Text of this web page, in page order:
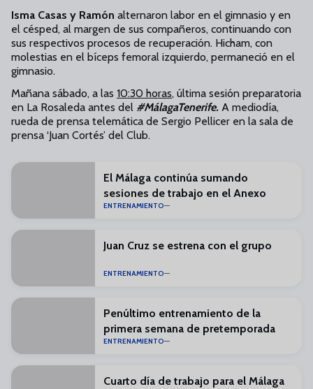
Isma Casas y Ramón alternaron labor en el gimnasio y en
el césped, al margen de sus compañeros, continuando con
sus respectivos procesos de recuperación. Hicham, con
molestias en el bíceps femoral izquierdo, permaneció en el
gimnasio.
Mañana sábado, a las 10:30 horas, última sesión preparatoria
en La Rosaleda antes del #MálagaTenerife. A mediodía,
rueda de prensa telemática de Sergio Pellicer en la sala de
prensa ‘Juan Cortés’ del Club.
El Málaga continúa sumando
sesiones de trabajo en el Anexo
ENTRENAMIENTO
Juan Cruz se estrena con el grupo
ENTRENAMIENTO
Penúltimo entrenamiento de la
primera semana de pretemporada
ENTRENAMIENTO
Cuarto día de trabajo para el Málaga